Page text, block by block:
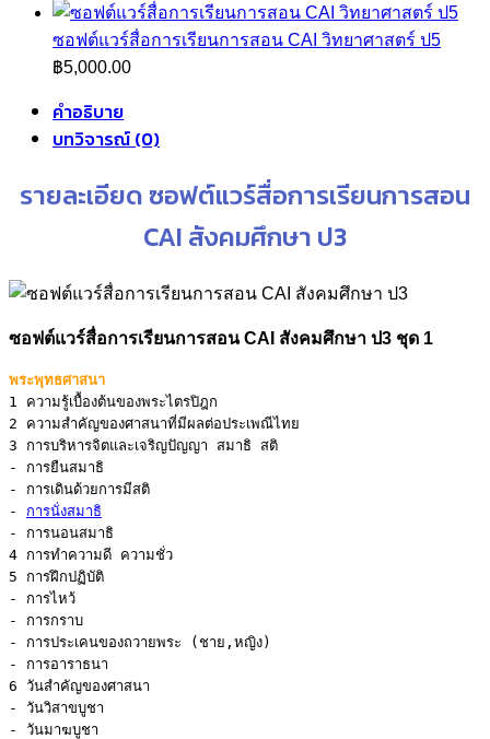
price
was:
฿74,900.00.
price
is:
ซอฟต์แวร์สื่อการเรียนการสอน CAI วิทยาศาสตร์ ป5
฿5,000.00
คำอธิบาย
บทวิจารณ์ (0)
รายละเอียด ซอฟต์แวร์สื่อการเรียนการสอน
CAI สังคมศึกษา ป3
ซอฟต์แวร์สื่อการเรียนการสอน CAI สังคมศึกษา ป3 ชุด 1
พระพุทธศาสนา
1 ความรู้เบื้องต้นของพระไตรปิฎก
2 ความสำคัญของศาสนาที่มีผลต่อประเพณีไทย
3 การบริหารจิตและเจริญปัญญา สมาธิ สติ
- การยืนสมาธิ
- การเดินด้วยการมีสติ
- การนั่งสมาธิ
4 การทำความดี ความชั่ว
5 การฝึกปฏิบัติ
- การไหว้
- การกราบ
- การประเคนของถวายพระ (ชาย,หญิง)
6 วันสำคัญของศาสนา
- วันวิสาขบูชา
- วันมาฆบูชา